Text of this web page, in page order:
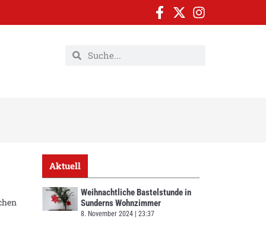
Aktuell
Weihnachtliche Bastelstunde in
Sunderns Wohnzimmer
8. November 2024 23:37